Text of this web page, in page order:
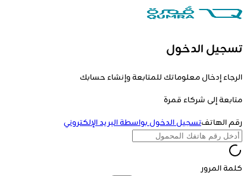
تسجيل الدخول
الرجاء إدخال معلوماتك للمتابعة وإنشاء حسابك
متابعة إلى شركاء قمرة
رقم الهاتفتسجيل الدخول بواسطة البريد الإلكتروني
كلمة المرور